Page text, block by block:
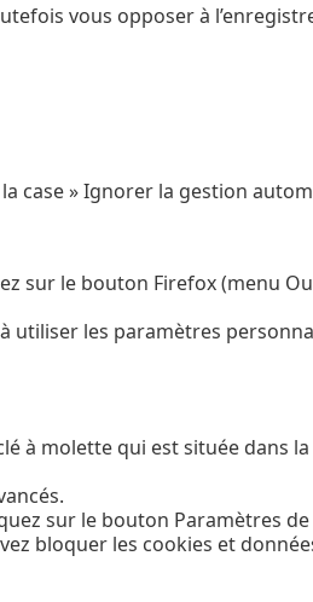
vous opposer à
case » Ignorer la gestion
sur le bouton Firefox (menu
utiliser les paramètres
à molette qui est située dans
sur le bouton Paramètres
bloquer les cookies et